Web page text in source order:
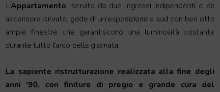
L'Appartamento, servito da due ingressi indipendenti e da
ascensore privato, gode di un'esposizione a sud con ben otto
ampie finestre che garantiscono una luminosità costante
durante tutto l'arco della giornata.
La sapiente ristrutturazione realizzata alla fine degli
anni '90, con finiture di pregio e grande cura del